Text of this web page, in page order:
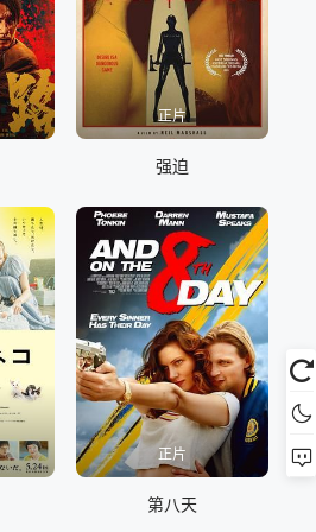
正片
强迫
正片
第八天